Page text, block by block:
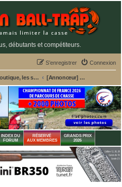
débutants et compétiteurs.
Connexion
S’enregistrer
La boutique, les services et annonceurs PASSION BALL-TRAP [Annonceur] RIZZINI
INDEX DU
FORUM
RÉSERVÉ
AUX MEMBRES
GRANDS PRIX
2026